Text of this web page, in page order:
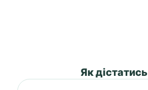
Як дістатись